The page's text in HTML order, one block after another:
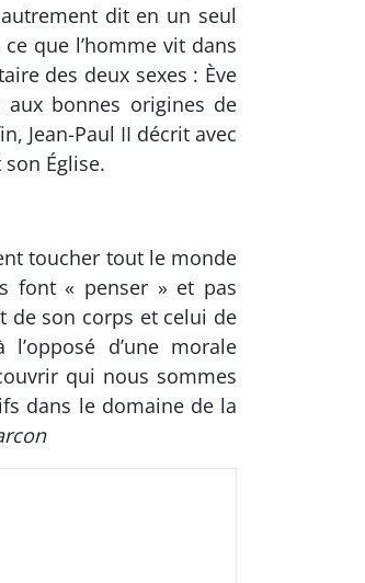
dit en un seul
que l’homme vit dans
des deux sexes : Ève
aux bonnes origines de
Jean-Paul II décrit avec
Église.
toucher tout le monde
font « penser » et pas
de son corps et celui de
d’une morale
qui nous sommes
dans le domaine de la